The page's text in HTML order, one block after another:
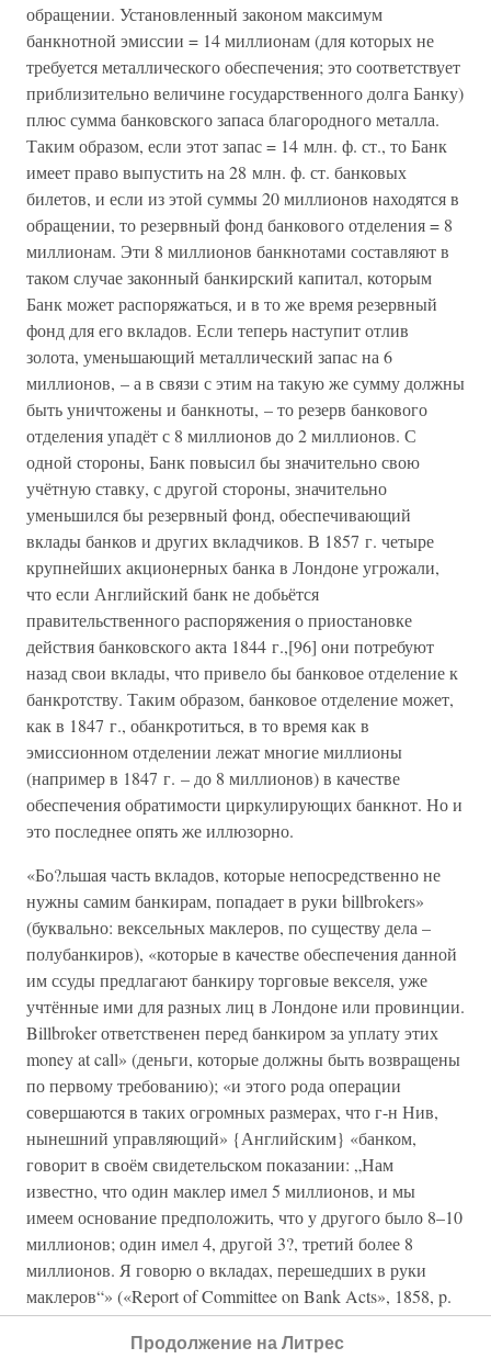
обращении. Установленный законом максимум
банкнотной эмиссии = 14 миллионам (для которых не
требуется металлического обеспечения; это соответствует
приблизительно величине государственного долга Банку)
плюс сумма банковского запаса благородного металла.
Таким образом, если этот запас = 14 млн. ф. ст., то Банк
имеет право выпустить на 28 млн. ф. ст. банковых
билетов, и если из этой суммы 20 миллионов находятся в
обращении, то резервный фонд банкового отделения = 8
миллионам. Эти 8 миллионов банкнотами составляют в
таком случае законный банкирский капитал, которым
Банк может распоряжаться, и в то же время резервный
фонд для его вкладов. Если теперь наступит отлив
золота, уменьшающий металлический запас на 6
миллионов, – а в связи с этим на такую же сумму должны
быть уничтожены и банкноты, – то резерв банкового
отделения упадёт с 8 миллионов до 2 миллионов. С
одной стороны, Банк повысил бы значительно свою
учётную ставку, с другой стороны, значительно
уменьшился бы резервный фонд, обеспечивающий
вклады банков и других вкладчиков. В 1857 г. четыре
крупнейших акционерных банка в Лондоне угрожали,
что если Английский банк не добьётся
правительственного распоряжения о приостановке
действия банковского акта 1844 г.,[96] они потребуют
назад свои вклады, что привело бы банковое отделение к
банкротству. Таким образом, банковое отделение может,
как в 1847 г., обанкротиться, в то время как в
эмиссионном отделении лежат многие миллионы
(например в 1847 г. – до 8 миллионов) в качестве
обеспечения обратимости циркулирующих банкнот. Но и
это последнее опять же иллюзорно.
«Бо?льшая часть вкладов, которые непосредственно не
нужны самим банкирам, попадает в руки billbrokers»
(буквально: вексельных маклеров, по существу дела –
полубанкиров), «которые в качестве обеспечения данной
им ссуды предлагают банкиру торговые векселя, уже
учтённые ими для разных лиц в Лондоне или провинции.
Billbroker ответственен перед банкиром за уплату этих
money at call» (деньги, которые должны быть возвращены
по первому требованию); «и этого рода операции
совершаются в таких огромных размерах, что г-н Нив,
нынешний управляющий» {Английским} «банком,
говорит в своём свидетельском показании: „Нам
известно, что один маклер имел 5 миллионов, и мы
имеем основание предположить, что у другого было 8–10
миллионов; один имел 4, другой 3?, третий более 8
миллионов. Я говорю о вкладах, перешедших в руки
маклеров“» («Report of Committee on Bank Acts», 1858, p.
V, № 8).
Продолжение на Литрес